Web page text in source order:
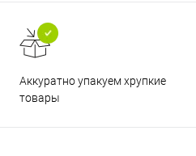
Аккуратно упакуем хрупкие
товары